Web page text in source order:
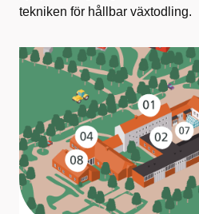
tekniken för hållbar växtodling.